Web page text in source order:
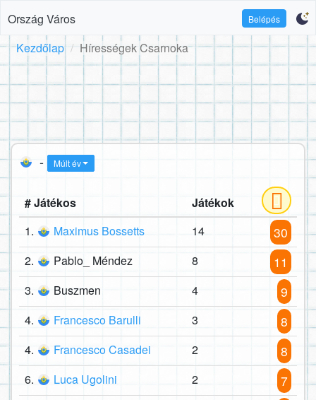
Ország Város Belépés
Kezdőlap Hírességek Csarnoka
- Múlt év
# Játékos
Játékok
1.
Maximus Bossetts 14 30
2. Pablo_ Méndez 8 11
3. Buszmen 4 9
4. Francesco Barulli 3 8
4. Francesco Casadei 2 8
6. Luca Ugolini 2 7